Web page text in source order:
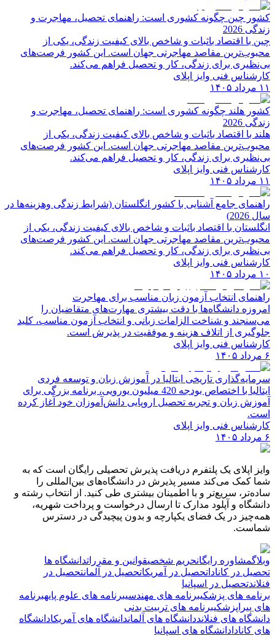
کشور چین چگونه کشوری است: راهنمای تحصیل، مهاجرت و
زندگی 2026
چین با اقتصاد باثبات و شاخص‌ بالای کیفیت زندگی، یکی از
محبوب‌ترین مقاصد مهاجرتی جهان است. این کشور فرصت‌های
بی‌نظیری برای زندگی، کار و تحصیل فراهم می‌کند.
کارشناس فنی وایز اپلای
۱۱ مرداد ۱۴۰۵
کشور هلند چگونه کشوری است: راهنمای تحصیل، مهاجرت و
زندگی 2026
هلند با اقتصاد باثبات و شاخص‌ بالای کیفیت زندگی، یکی از
محبوب‌ترین مقاصد مهاجرتی جهان است. این کشور فرصت‌های
بی‌نظیری برای زندگی، کار و تحصیل فراهم می‌کند.
کارشناس فنی وایز اپلای
۱۱ مرداد ۱۴۰۵
راهنمای جامع آشنایی با کشور انگلستان (شرایط زندگی وهزینه‌ها در
سال 2026)
انگلستان با اقتصاد باثبات و شاخص‌ بالای کیفیت زندگی، یکی از
محبوب‌ترین مقاصد مهاجرتی جهان است. این کشور فرصت‌های
بی‌نظیری برای زندگی، کار و تحصیل فراهم می‌کند.
کارشناس فنی وایز اپلای
۱۰ مرداد ۱۴۰۵
راهنمای انتخاب آزمون زبان مناسب برای مهاجرت
امروزه دانشگاه‌ها با دقت بیشتری مهارت‌های متقاضیان را
می‌سنجند و شناخت الزامات زبانی و انتخاب آزمون مناسب، کلید
جلوگیری از اتلاف هزینه و موفقیت در پذیرش است.
کارشناس فنی وایز اپلای
۶ مرداد ۱۴۰۵
سرمایه‌گذاری تاریخی ایتالیا در آموزش زبان و توسعه فردی
ایتالیا با اختصاص بودجه 420 میلیون یورویی، برنامه بزرگی برای
آموزش زبان و تجربه تحصیل اروپایی دانش‌آموزان خود آغاز کرده
است.
کارشناس فنی وایز اپلای
۶ مرداد ۱۴۰۵
وایز اپلای یک پلتفرم دریافت پذیرش تحصیلی رایگان است که به
شما کمک می‌کند مسیر پذیرش در دانشگاه‌های بین‌المللی را
ساده‌تر، سریع‌تر و با اطمینان بیشتری طی کنید. از انتخاب رشته و
دانشگاه و آپلود مدارک تا ارسال درخواست و پرداخت شهریه،
همه‌چیز در یک فضای یکپارچه و بدون پیچیدگی در دسترس
شماست.
وبلاگمشاوره رایگانحریم شخصیقوانین و مقرراتدانشگاه ها
تحصیل در کانادا تحصیل در آمریکاتحصیل در آلمانتحصیل در
فنلاندتحصیل در اسپانیا
برنامه های پزشکیبرنامه های مهندسیبرنامه های علوم پایهبرنامه
های پیراپزشکیبرنامه های تربیت بدنی
دانشگاه های فنلانددانشگاه های آلماندانشگاه های آمریکادانشگاه
های کانادا دانشگاه های اسپانیا